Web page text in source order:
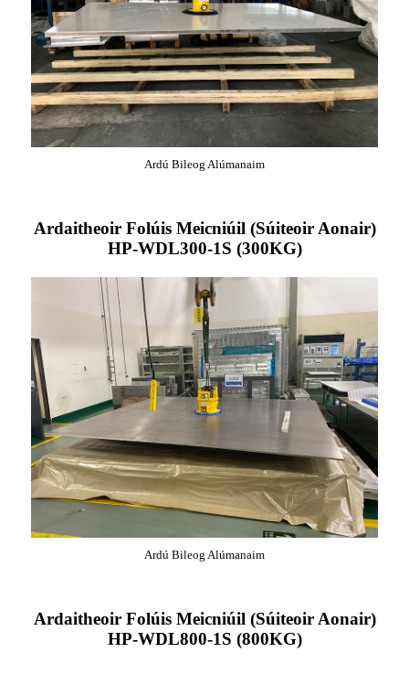
Ardú Bileog Alúmanaim
Ardaitheoir Folúis Meicniúil (Súiteoir Aonair)
HP-WDL300-1S (300KG)
Ardú Bileog Alúmanaim
Ardaitheoir Folúis Meicniúil (Súiteoir Aonair)
HP-WDL800-1S (800KG)